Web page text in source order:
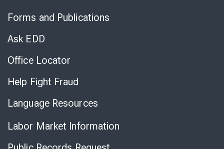
Forms and Publications
Ask EDD
Office Locator
Help Fight Fraud
Language Resources
Labor Market Information